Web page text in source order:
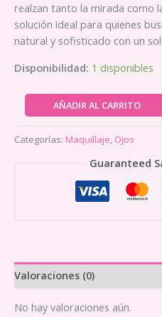
realzan tanto la mirada como
solución ideal para quienes
natural y sofisticado con un
Disponibilidad: 1 disponibles
Laura
Geller
"The
–
AÑADIR AL CARRITO
Categorías: Maquillaje, Ojos
Guaranteed
Valoraciones (0)
No hay valoraciones aún.